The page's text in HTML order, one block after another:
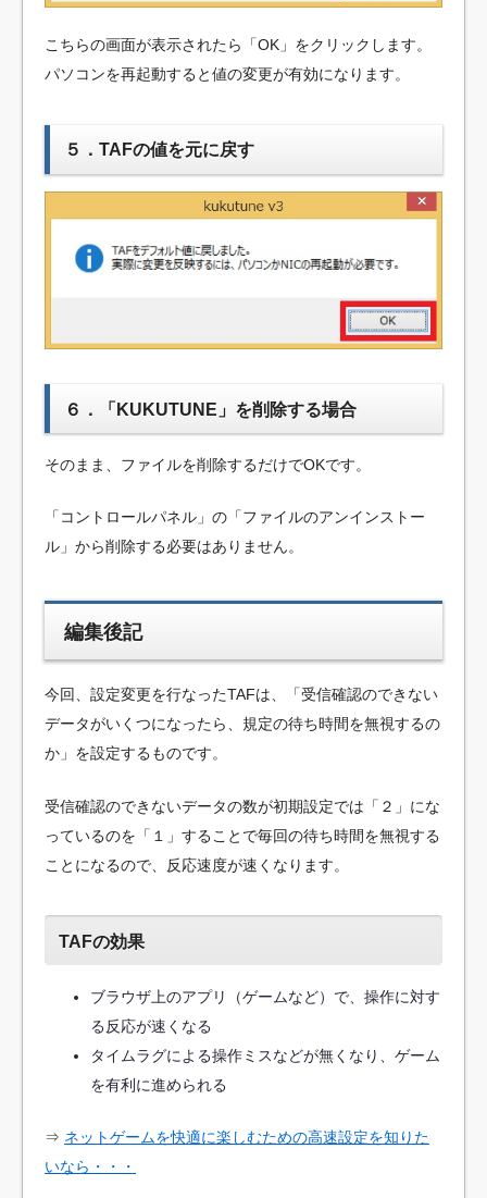
こちらの画面が表示されたら「OK」をクリックします。
パソコンを再起動すると値の変更が有効になります。
５．TAFの値を元に戻す
６．「KUKUTUNE」を削除する場合
そのまま、ファイルを削除するだけでOKです。
「コントロールパネル」の「ファイルのアンインストー
ル」から削除する必要はありません。
編集後記
今回、設定変更を行なったTAFは、「受信確認のできない
データがいくつになったら、規定の待ち時間を無視するの
か」を設定するものです。
受信確認のできないデータの数が初期設定では「２」にな
っているのを「１」することで毎回の待ち時間を無視する
ことになるので、反応速度が速くなります。
TAFの効果
ブラウザ上のアプリ（ゲームなど）で、操作に対す
る反応が速くなる
タイムラグによる操作ミスなどが無くなり、ゲーム
を有利に進められる
⇒ ネットゲームを快適に楽しむための高速設定を知りた
いなら・・・